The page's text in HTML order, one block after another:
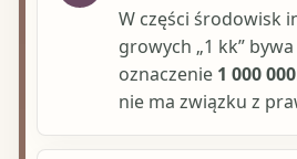
W części środowisk
growych „1 kk”
oznaczenie 1 000 000
nie ma związku z